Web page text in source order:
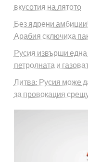
вкусотия на лятото
Без ядрени
Арабия сключиха
Русия извърши
петролната и
Литва: Русия може
за провокация